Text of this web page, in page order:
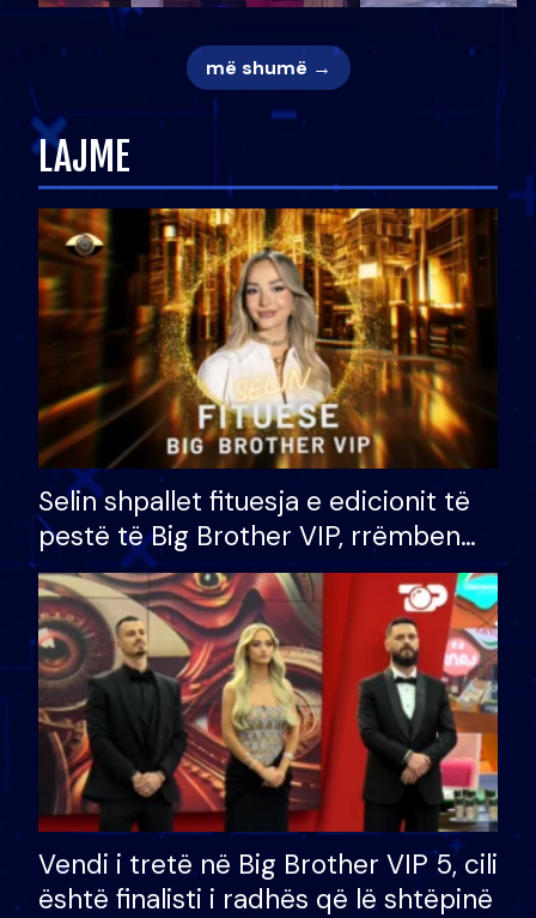
më shumë →
LAJME
Selin shpallet fituesja e edicionit të
pestë të Big Brother VIP, rrëmben
çmimin e madh prej 100 mijë eurosh
Vendi i tretë në Big Brother VIP 5, cili
është finalisti i radhës që lë shtëpinë